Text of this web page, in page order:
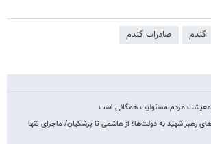
گندم صادرات گندم
ومعیشت مردم مسئولیت همگانی است
رهبر شهید به دولت‌ها؛ از هاشمی تا پزشکیان/ ماجرای تنها